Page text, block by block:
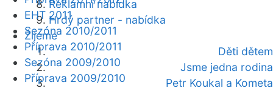
Reklamní nabídka
Hrdý partner - nabídka
Žijeme
Děti dětem
Jsme jedna rodina
Petr Koukal a Kometa
EHT 2011
Sezóna 2010/2011
Příprava 2010/2011
Sezóna 2009/2010
Příprava 2009/2010